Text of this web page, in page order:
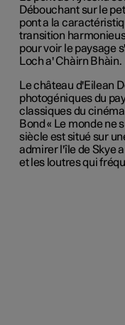
Débouchant sur le
pont a la
transition
pour voir le paysage
Loch a' Chàirn Bhàin.
Le château d'Eilean
photogéniques du
classiques du cinéma
Bond « Le monde ne
siècle est situé sur
admirer l'île de Skye
et les loutres qui